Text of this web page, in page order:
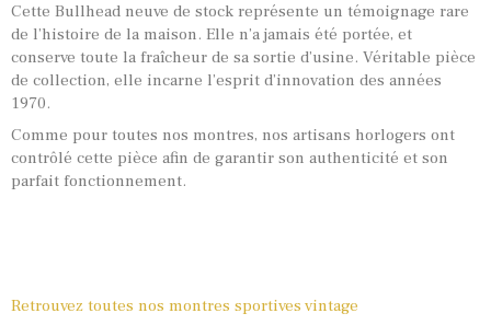
Cette Bullhead neuve de stock représente un témoignage rare
de l’histoire de la maison. Elle n’a jamais été portée, et
conserve toute la fraîcheur de sa sortie d’usine. Véritable pièce
de collection, elle incarne l’esprit d’innovation des années
1970.
Comme pour toutes nos montres, nos artisans horlogers ont
contrôlé cette pièce afin de garantir son authenticité et son
parfait fonctionnement.
Retrouvez toutes nos montres sportives vintage